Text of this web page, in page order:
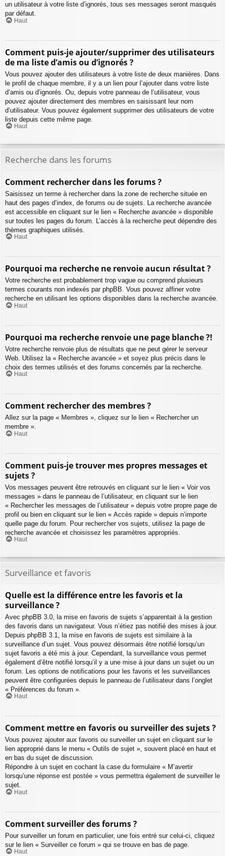
un utilisateur à votre liste d’ignorés, tous ses messages seront masqués
par défaut.
Haut
Comment puis-je ajouter/supprimer des utilisateurs
de ma liste d’amis ou d’ignorés ?
Vous pouvez ajouter des utilisateurs à votre liste de deux manières. Dans
le profil de chaque membre, il y a un lien pour l’ajouter dans votre liste
d’amis ou d’ignorés. Ou, depuis votre panneau de l’utilisateur, vous
pouvez ajouter directement des membres en saisissant leur nom
d’utilisateur. Vous pouvez également supprimer des utilisateurs de votre
liste depuis cette même page.
Haut
Recherche dans les forums
Comment rechercher dans les forums ?
Saisissez un terme à rechercher dans la zone de recherche située en
haut des pages d’index, de forums ou de sujets. La recherche avancée
est accessible en cliquant sur le lien « Recherche avancée » disponible
sur toutes les pages du forum. L’accès à la recherche peut dépendre des
thèmes graphiques utilisés.
Haut
Pourquoi ma recherche ne renvoie aucun résultat ?
Votre recherche est probablement trop vague ou comprend plusieurs
termes courants non indexés par phpBB. Vous pouvez affiner votre
recherche en utilisant les options disponibles dans la recherche avancée.
Haut
Pourquoi ma recherche renvoie une page blanche ?!
Votre recherche renvoie plus de résultats que ne peut gérer le serveur
Web. Utilisez la « Recherche avancée » et soyez plus précis dans le
choix des termes utilisés et des forums concernés par la recherche.
Haut
Comment rechercher des membres ?
Allez sur la page « Membres », cliquez sur le lien « Rechercher un
membre ».
Haut
Comment puis-je trouver mes propres messages et
sujets ?
Vos messages peuvent être retrouvés en cliquant sur le lien « Voir vos
messages » dans le panneau de l’utilisateur, en cliquant sur le lien
« Rechercher les messages de l’utilisateur » depuis votre propre page de
profil ou bien en cliquant sur le lien « Accès rapide » depuis n’importe
quelle page du forum. Pour rechercher vos sujets, utilisez la page de
recherche avancée et choisissez les paramètres appropriés.
Haut
Surveillance et favoris
Quelle est la différence entre les favoris et la
surveillance ?
Avec phpBB 3.0, la mise en favoris de sujets s’apparentait à la gestion
des favoris dans un navigateur. Vous n’étiez pas notifié des mises à jour.
Depuis phpBB 3.1, la mise en favoris de sujets est similaire à la
surveillance d’un sujet. Vous pouvez désormais être notifié lorsqu’un
sujet favoris a été mis à jour. Cependant, la surveillance vous permet
également d’être notifié lorsqu’il y a une mise à jour dans un sujet ou un
forum. Les options de notifications pour les favoris et les surveillances
peuvent être configurées depuis le panneau de l’utilisateur dans l’onglet
« Préférences du forum ».
Haut
Comment mettre en favoris ou surveiller des sujets ?
Vous pouvez ajouter aux favoris ou surveiller un sujet en cliquant sur le
lien approprié dans le menu « Outils de sujet », souvent placé en haut et
en bas du sujet de discussion.
Répondre à un sujet en cochant la case du formulaire « M’avertir
lorsqu’une réponse est postée » vous permettra également de surveiller le
sujet.
Haut
Comment surveiller des forums ?
Pour surveiller un forum en particulier, une fois entré sur celui-ci, cliquez
sur le lien « Surveiller ce forum » qui se trouve en bas de page.
Haut